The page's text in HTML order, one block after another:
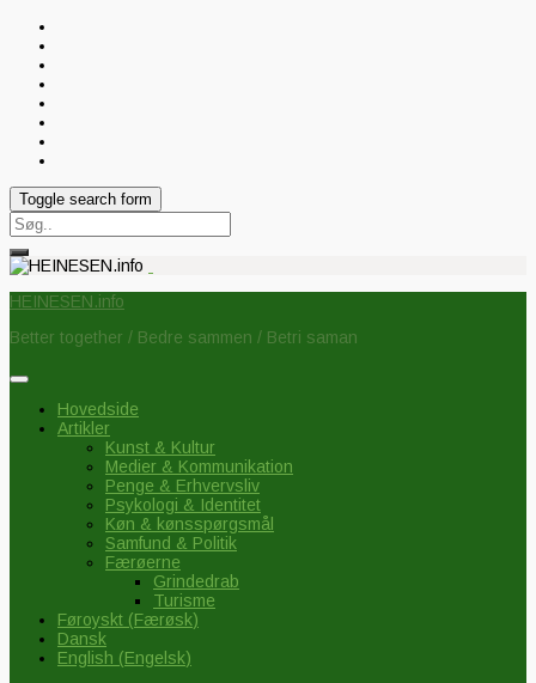
Toggle search form
Search
for:
HEINESEN.info
Better together / Bedre sammen / Betri saman
Hovedside
Artikler
Kunst & Kultur
Medier & Kommunikation
Penge & Erhvervsliv
Psykologi & Identitet
Køn & kønsspørgsmål
Samfund & Politik
Færøerne
Grindedrab
Turisme
Føroyskt (Færøsk)
Dansk
English (Engelsk)